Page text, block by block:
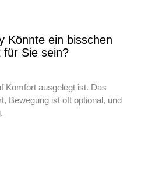
Könnte ein bisschen
für Sie sein?
Komfort ausgelegt ist. Das
Bewegung ist oft optional, und